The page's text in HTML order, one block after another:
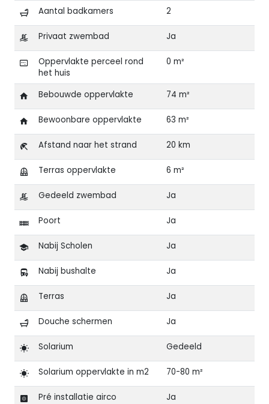
Aantal badkamers 2
Privaat zwembad Ja
Oppervlakte perceel rond
het huis
0 m²
Bebouwde oppervlakte 74 m²
Bewoonbare oppervlakte 63 m²
Afstand naar het strand 20 km
Terras oppervlakte 6 m²
Gedeeld zwembad Ja
Poort Ja
Nabij Scholen Ja
Nabij bushalte Ja
Terras Ja
Douche schermen Ja
Solarium Gedeeld
Solarium oppervlakte in m2 70-80 m²
Pré installatie airco Ja